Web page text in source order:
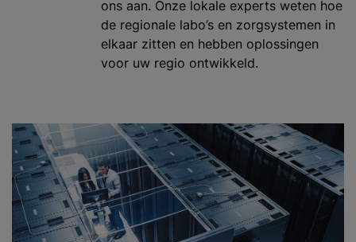
ons aan. Onze lokale experts weten hoe
de regionale labo’s en zorgsystemen in
elkaar zitten en hebben oplossingen
voor uw regio ontwikkeld.